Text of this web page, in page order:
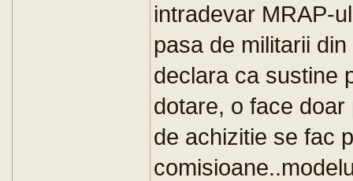
intradevar MRAP-
pasa de militarii
declara ca sustine
dotare, o face
de achizitie se fac